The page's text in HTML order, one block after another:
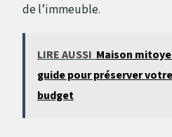
de l’immeuble.
LIRE AUSSI Maison
guide pour préserver
budget